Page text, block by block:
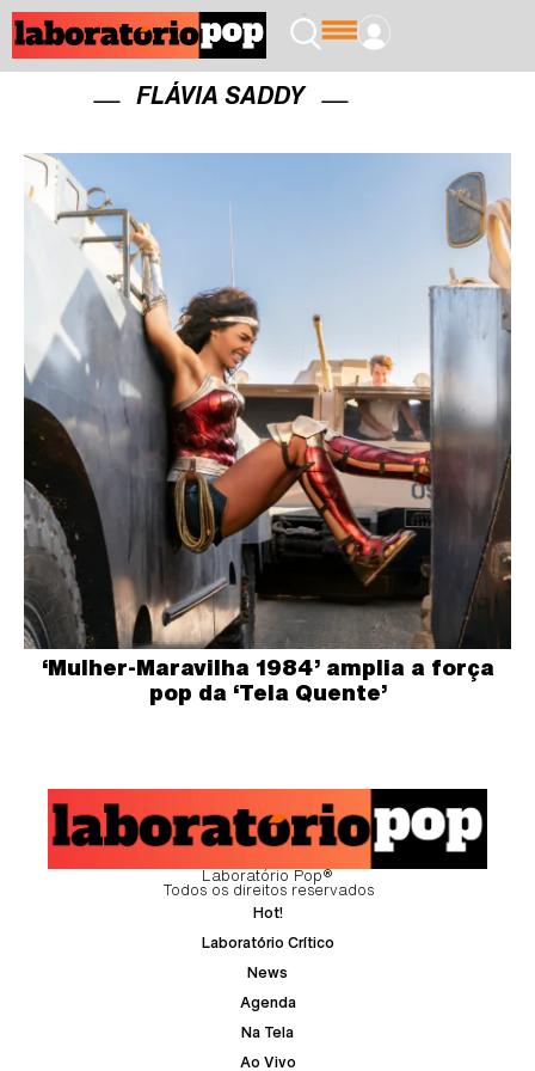
FLÁVIA SADDY
‘Mulher-Maravilha 1984’ amplia a força
pop da ‘Tela Quente’
Laboratório Pop®
Todos os direitos reservados
Hot!
Laboratório Crítico
News
Agenda
Na Tela
Ao Vivo